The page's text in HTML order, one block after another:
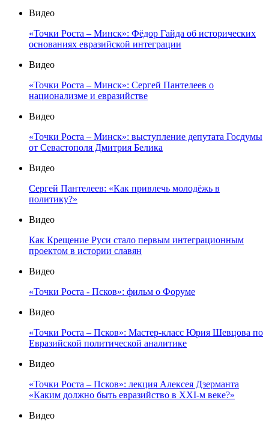
Видео
«Точки Роста – Минск»: Фёдор Гайда об исторических
основаниях евразийской интеграции
Видео
«Точки Роста – Минск»: Сергей Пантелеев о
национализме и евразийстве
Видео
«Точки Роста – Минск»: выступление депутата Госдумы
от Севастополя Дмитрия Белика
Видео
Сергей Пантелеев: «Как привлечь молодёжь в
политику?»
Видео
Как Крещение Руси стало первым интеграционным
проектом в истории славян
Видео
«Точки Роста - Псков»: фильм о Форуме
Видео
«Точки Роста – Псков»: Мастер-класс Юрия Шевцова по
Евразийской политической аналитике
Видео
«Точки Роста – Псков»: лекция Алексея Дзерманта
«Каким должно быть евразийство в XXI-м веке?»
Видео